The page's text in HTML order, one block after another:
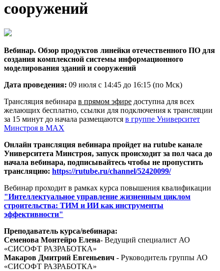
сооружений
Вебинар. Обзор продуктов линейки отечественного ПО для
создания комплексной системы информационного
моделирования зданий и сооружений
Дата проведения: 09 июля с 14:45 до 16:15 (по Мск)
Трансляция вебинара в прямом эфире доступна для всех
желающих бесплатно, ссылки для подключения к трансляции
за 15 минут до начала размещаются в группе Университет
Минстроя в MAX
Онлайн трансляция вебинара пройдет на rutube канале
Университета Минстроя, запуск происходит за пол часа до
начала вебинара, подписывайтесь чтобы не пропустить
трансляцию: https://rutube.ru/channel/52420099/
Вебинар проходит в рамках курса повышения квалификации
"Интеллектуальное управление жизненным циклом
строительства: ТИМ и ИИ как инструменты
эффективности"
Преподаватель курса/вебинара:
Семенова Монтейро Елена- Ведущий специалист АО
«СИСОФТ РАЗРАБОТКА»
Макаров Дмитрий Евгеньевич - Руководитель группы АО
«СИСОФТ РАЗРАБОТКА»